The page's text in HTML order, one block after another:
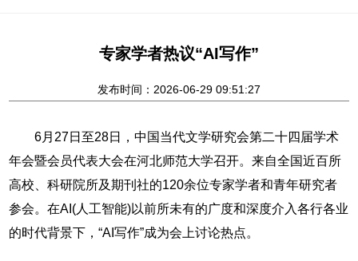
专家学者热议“AI写作”
发布时间：2026-06-29 09:51:27
6月27日至28日，中国当代文学研究会第二十四届学术
年会暨会员代表大会在河北师范大学召开。来自全国近百所
高校、科研院所及期刊社的120余位专家学者和青年研究者
参会。在AI(人工智能)以前所未有的广度和深度介入各行各业
的时代背景下，“AI写作”成为会上讨论热点。